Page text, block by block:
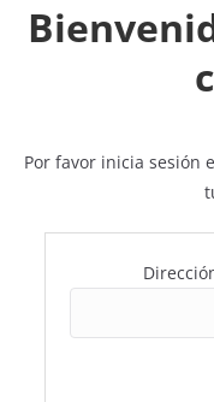
Por favor inicia sesión